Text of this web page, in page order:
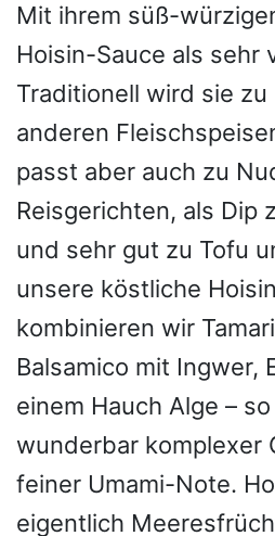
Mit ihrem süß-
Hoisin-Sauce als sehr
Traditionell wird sie zu
anderen
passt aber auch zu
Reisgerichten, als Dip
und sehr gut zu Tofu
unsere köstliche
kombinieren wir
Balsamico mit Ingwer,
einem Hauch Alge –
wunderbar komplexer
feiner Umami-Note.
eigentlich